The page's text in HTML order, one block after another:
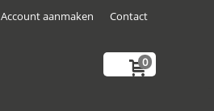
Account aanmaken Contact
0